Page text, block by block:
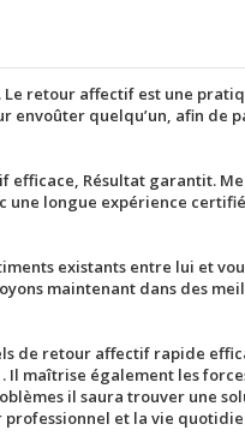
retour affectif est une
envoûter quelqu’un, afin de
efficace, Résultat garantit.
une longue expérience
existants entre lui et
maintenant dans des
de retour affectif rapide
maîtrise également les
il saura trouver une
et la vie